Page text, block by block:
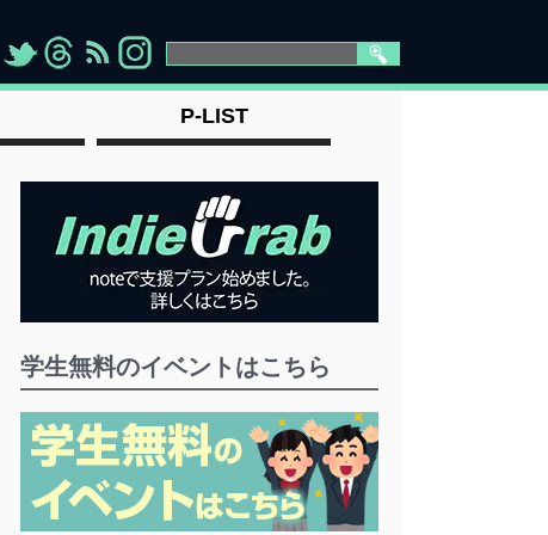
"> "> "> " >
P-LIST
学生無料のイベントはこちら